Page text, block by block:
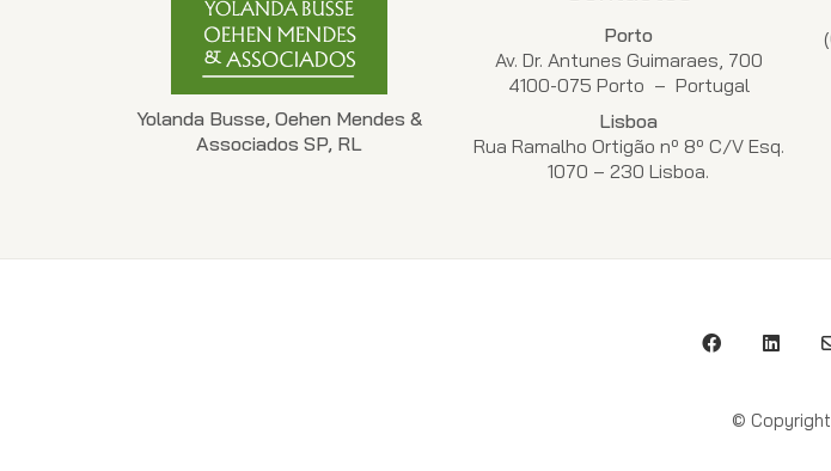
Yolanda Busse, Oehen Mendes &
Associados SP, RL
Porto
Av. Dr. Antunes Guimaraes, 700
4100-075 Porto – Portugal
Lisboa
Rua Ramalho Ortigão nº 8º C/V Esq.
1070 – 230 Lisboa.
©